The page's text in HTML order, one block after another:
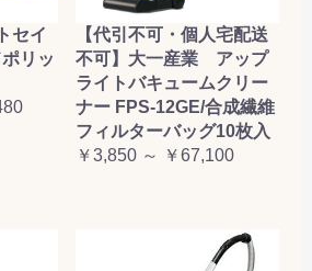
セイ
リッ
【代引不可・個人宅配送
不可】大一産業 アップ
ライトバキュームクリー
ナー FPS-12GE/合成繊維
フィルターバッグ10枚入
￥3,850 ～ ￥67,100